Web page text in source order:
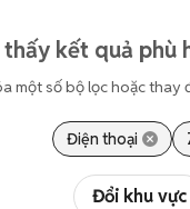
kết quả phù
một số bộ lọc hoặc thay
Điện thoại
Đổi khu vực